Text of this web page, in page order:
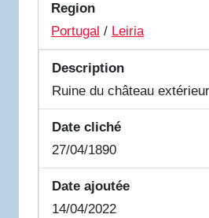
Region
Portugal / Leiria
Description
Ruine du château
Date cliché
27/04/1890
Date ajoutée
14/04/2022